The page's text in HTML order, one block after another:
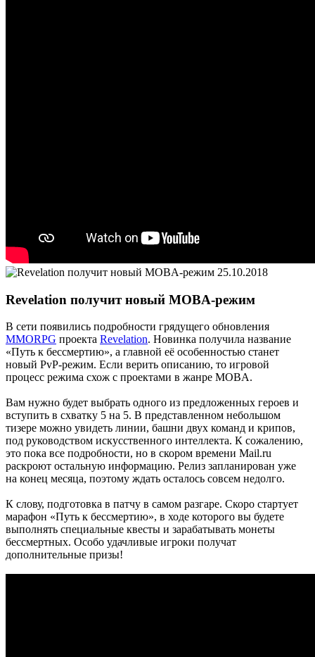
25.10.2018
Revelation получит новый MOBA-режим
В сети появились подробности грядущего обновления
MMORPG проекта Revelation. Новинка получила название
«Путь к бессмертию», а главной её особенностью станет
новый PvP-режим. Если верить описанию, то игровой
процесс режима схож с проектами в жанре MOBA.
Вам нужно будет выбрать одного из предложенных героев и
вступить в схватку 5 на 5. В представленном небольшом
тизере можно увидеть линии, башни двух команд и крипов,
под руководством искусственного интеллекта. К сожалению,
это пока все подробности, но в скором времени Mail.ru
раскроют остальную информацию. Релиз запланирован уже
на конец месяца, поэтому ждать осталось совсем недолго.
К слову, подготовка в патчу в самом разгаре. Скоро стартует
марафон «Путь к бессмертию», в ходе которого вы будете
выполнять специальные квесты и зарабатывать монеты
бессмертных. Особо удачливые игроки получат
дополнительные призы!